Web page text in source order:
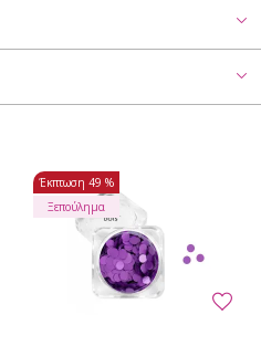
Έκπτωση 49 %
Ξεπούλημα